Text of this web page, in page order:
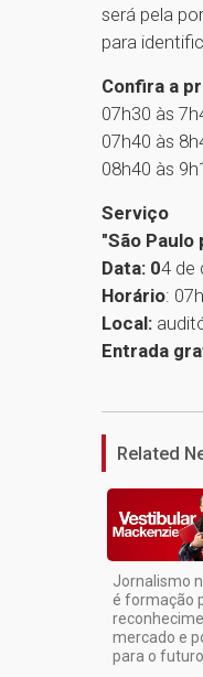
será pela
para
Confira a
07h30 às
07h40 às
08h40 às
Serviço
"São
Data: 04 de
Horário:
Local:
Entrada
Related
Jornalismo
é formação
mercado e
para o futuro